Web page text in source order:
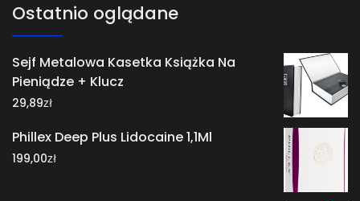
Ostatnio oglądane
Sejf Metalowa Kasetka Książka Na
Pieniądze + Klucz
29,89zł
Phillex Deep Plus Lidocaine 1,1Ml
199,00zł